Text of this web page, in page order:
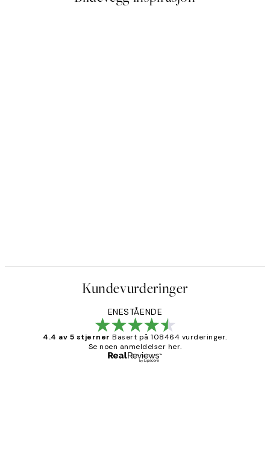
Kundevurderinger
ENESTÅENDE
4.4 av 5 stjerner Basert på 108464 vurderinger.
Se noen anmeldelser her.